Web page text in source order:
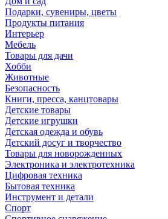
Подарки, сувениры, цветы
Продукты питания
Интерьер
Мебель
Товары для дачи
Хобби
Животные
Безопасность
Книги, пресса, канцтовары
Детские товары
Детские игрушки
Детская одежда и обувь
Детский досуг и творчество
Товары для новорожденных
Электроника и электротехника
Цифровая техника
Бытовая техника
Инструмент и детали
Спорт